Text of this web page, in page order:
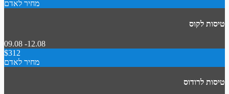
מחיר לאדם
טיסות לקוס
09.08 -12.08
$312
מחיר לאדם
טיסות לרודוס